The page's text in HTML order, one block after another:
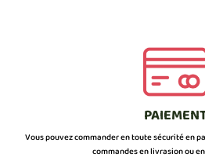
Vous pouvez commander en toute sécurité en
commandes en livrasion ou